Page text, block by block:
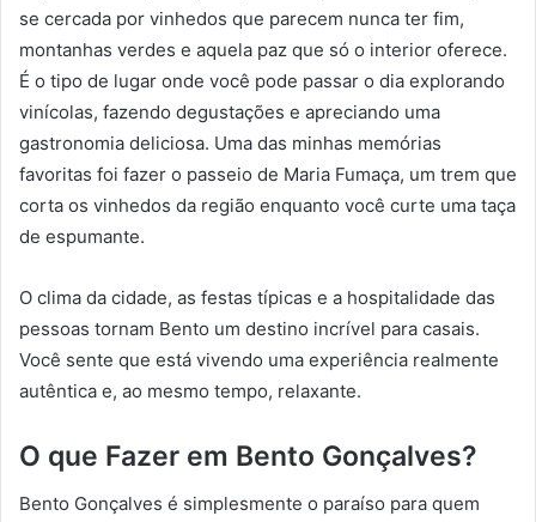
se cercada por vinhedos que parecem nunca ter fim,
montanhas verdes e aquela paz que só o interior oferece.
É o tipo de lugar onde você pode passar o dia explorando
vinícolas, fazendo degustações e apreciando uma
gastronomia deliciosa. Uma das minhas memórias
favoritas foi fazer o passeio de Maria Fumaça, um trem que
corta os vinhedos da região enquanto você curte uma taça
de espumante.
O clima da cidade, as festas típicas e a hospitalidade das
pessoas tornam Bento um destino incrível para casais.
Você sente que está vivendo uma experiência realmente
autêntica e, ao mesmo tempo, relaxante.
O que Fazer em Bento Gonçalves?
Bento Gonçalves é simplesmente o paraíso para quem